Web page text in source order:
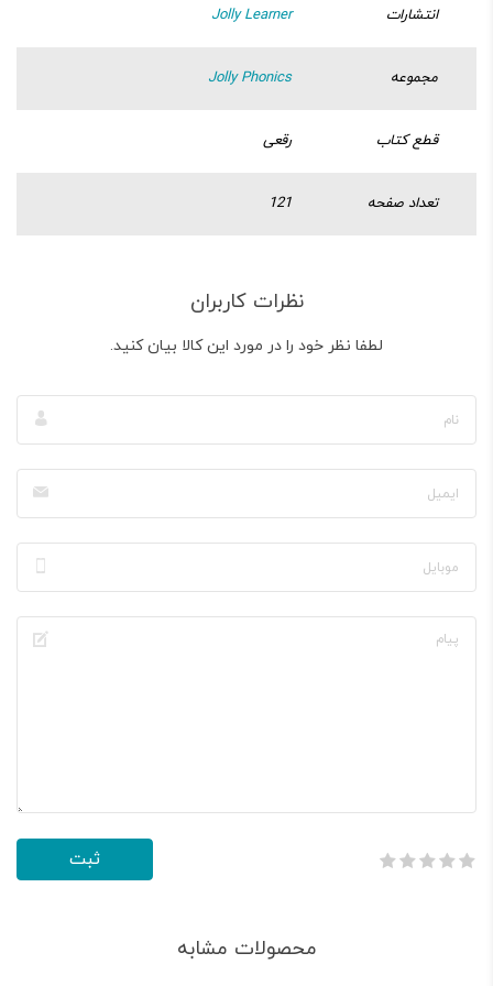
انتشارات Jolly Learner
مجموعه Jolly Phonics
قطع کتاب رقعی
تعداد صفحه 121
نظرات کاربران
لطفا نظر خود را در مورد این کالا بیان کنید.
محصولات مشابه